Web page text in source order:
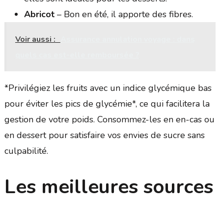
Abricot– Bon en été, il apporte des fibres.
Voir aussi :
*Privilégiez les fruits avec un indice glycémique bas
pour éviter les pics de glycémie*, ce qui facilitera la
gestion de votre poids. Consommez-les en en-cas ou
en dessert pour satisfaire vos envies de sucre sans
culpabilité.
Les meilleures sources